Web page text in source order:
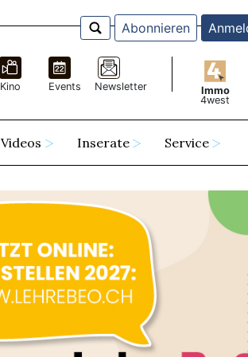
Abonnieren
Kino Events Newsletter
Immo
4west
Videos Inserate Service